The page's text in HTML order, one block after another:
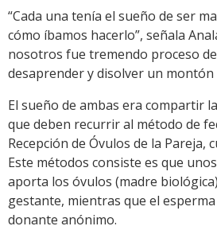
“Cada una tenía el sueño de ser
cómo íbamos hacerlo”, señala
nosotros fue tremendo proceso
desaprender y disolver un montón
El sueño de ambas era compartir
que deben recurrir al método de
Recepción de Óvulos de la Pareja,
Este métodos consiste es que
aporta los óvulos (madre
gestante, mientras que el
donante anónimo.